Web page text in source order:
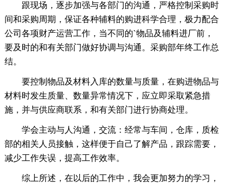
跟现场，逐步加强与各部门的沟通，严格控制采购时
间和采购周期，保证各种辅料的购进科学合理，极力配合
公司各项财产运营工作，当不同的`物品及辅料进厂前，
要及时的和有关部门做好协调与沟通。采购部年终工作总
结。
要控制物品及材料入库的数量与质量，在购进物品与
材料时发生质量、数量异常情况下，应立即采取紧急措
施，并与供应商联系，和有关部门进行协商处理。
学会主动与人沟通，交流：经常与车间，仓库，质检
部的相关人员接触，这样便于自己了解产品，跟踪需要，
减少工作失误，提高工作效率。
综上所述，在以后的工作中，我会更加努力的学习，